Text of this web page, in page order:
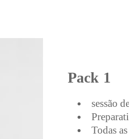
Pack 1
sessão
Todas